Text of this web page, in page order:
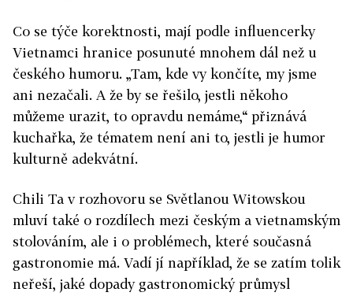
Co se týče korektnosti, mají podle influencerky
Vietnamci hranice posunuté mnohem dál než u
českého humoru. „Tam, kde vy končíte, my jsme
ani nezačali. A že by se řešilo, jestli někoho
můžeme urazit, to opravdu nemáme,“ přiznává
kuchařka, že tématem není ani to, jestli je humor
kulturně adekvátní.
Chili Ta v rozhovoru se Světlanou Witowskou
mluví také o rozdílech mezi českým a vietnamským
stolováním, ale i o problémech, které současná
gastronomie má. Vadí jí například, že se zatím tolik
neřeší, jaké dopady gastronomický průmysl